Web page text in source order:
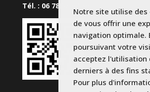
Tél. : 06 78 58 97 30
Notre site utilise des
de vous offrir une
navigation optimale.
poursuivant votre
acceptez l'utilisation
derniers à des fins
Pour plus